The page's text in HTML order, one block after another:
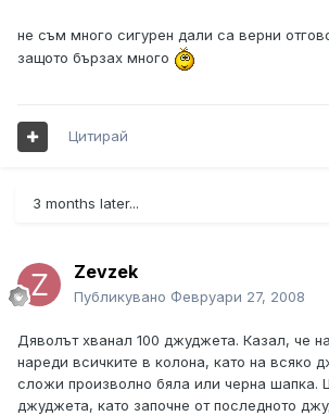
не съм много сигурен дали са верни
защото бързах много
Цитирай
3 months later...
Zevzek
Публикувано Февруари 27, 2008
Дяволът хванал 100 джуджета. Казал, че
нареди всичките в колона, като на всяко
сложи произволно бяла или черна шапка.
джуджета, като започне от последното